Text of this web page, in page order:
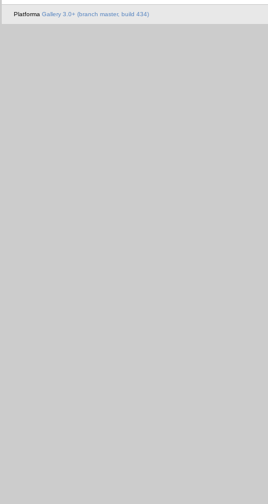
Platforma Gallery 3.0+ (branch master, build 434)